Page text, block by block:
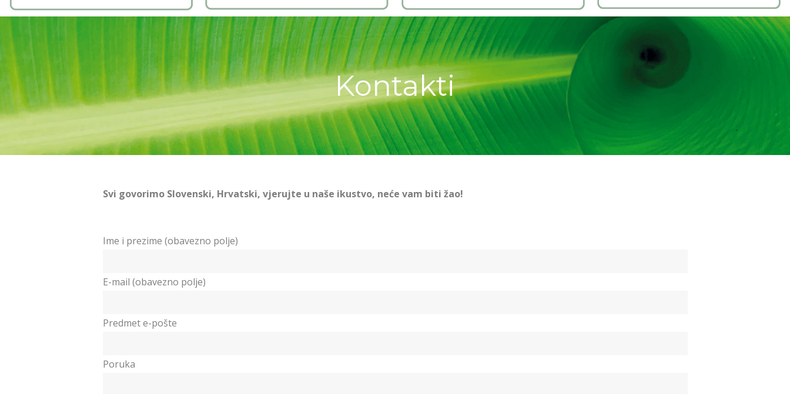
Kontakti
Svi govorimo Slovenski, Hrvatski, vjerujte u naše ikustvo, neće vam biti žao!
Ime i prezime (obavezno polje)
E-mail (obavezno polje)
Predmet e-pošte
Poruka